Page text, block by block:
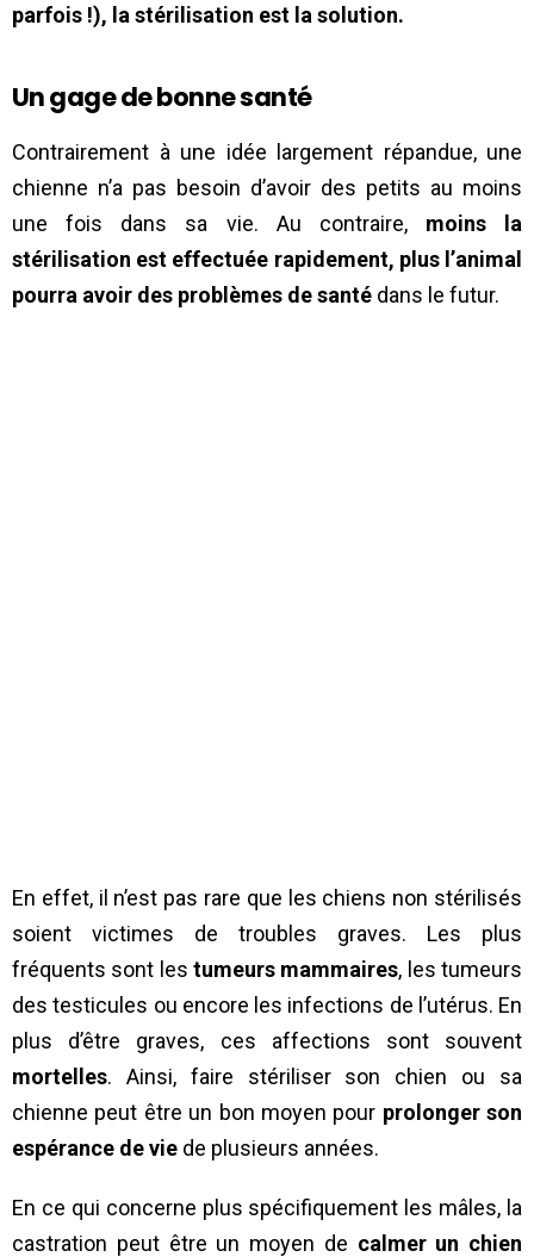
parfois !), la stérilisation est la solution.
Un gage de bonne santé
Contrairement à une idée largement répandue, une
chienne n’a pas besoin d’avoir des petits au moins
une fois dans sa vie. Au contraire, moins la
stérilisation est effectuée rapidement, plus l’animal
pourra avoir des problèmes de santé dans le futur.
En effet, il n’est pas rare que les chiens non stérilisés
soient victimes de troubles graves. Les plus
fréquents sont les tumeurs mammaires, les tumeurs
des testicules ou encore les infections de l’utérus. En
plus d’être graves, ces affections sont souvent
mortelles. Ainsi, faire stériliser son chien ou sa
chienne peut être un bon moyen pour prolonger son
espérance de vie de plusieurs années.
En ce qui concerne plus spécifiquement les mâles, la
castration peut être un moyen de calmer un chien